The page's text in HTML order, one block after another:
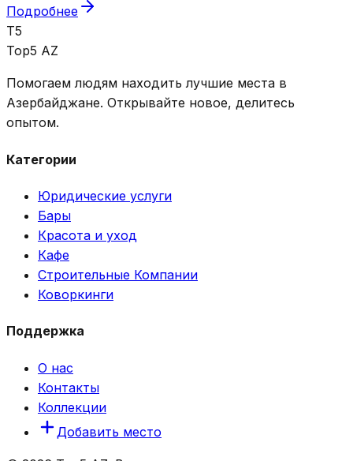
Подробнее
T5
Top5 AZ
Помогаем людям находить лучшие места в
Азербайджане. Открывайте новое, делитесь
опытом.
Категории
Юридические услуги
Бары
Красота и уход
Кафе
Строительные Компании
Коворкинги
Поддержка
О нас
Контакты
Коллекции
Добавить место